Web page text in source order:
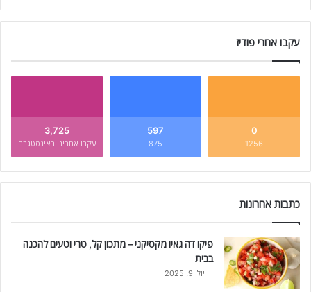
עקבו אחרי פודיז
0
1256
597
875
3,725
עקבו אחרינו באינסטגרם
כתבות אחרונות
פיקו דה גאיו מקסיקני – מתכון קל, טרי וטעים להכנה
בבית
יולי 9, 2025